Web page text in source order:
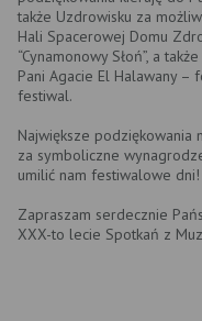
także Uzdrowisku za
Hali Spacerowej Domu
“Cynamonowy Słoń”, a
Pani Agacie El Halawany –
festiwal.
Największe podziękowania
za symboliczne
umilić nam festiwalowe dni!
Zapraszam serdecznie
XXX-to lecie Spotkań z